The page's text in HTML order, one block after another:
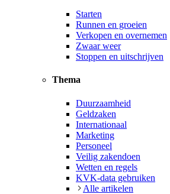
Starten
Runnen en groeien
Verkopen en overnemen
Zwaar weer
Stoppen en uitschrijven
Thema
Duurzaamheid
Geldzaken
Internationaal
Marketing
Personeel
Veilig zakendoen
Wetten en regels
KVK-data gebruiken
Alle artikelen